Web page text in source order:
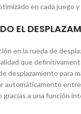
en cada juego y
EL
en la rueda de
que
desplazamiento para
automáticamente entre
a una función